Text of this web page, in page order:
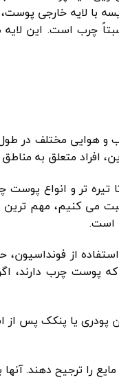
با لایه خارجی
چرب است. این
است و دارای آب و
افراد متعلق به
تیره تر و انواع
می کنیم، مهم
است.
از
پوست چرب دارند،
پودری یا پنکک پس از
را ترجیح دهند.